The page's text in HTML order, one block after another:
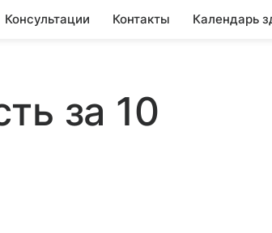
Консультации Контакты Календарь
за 10